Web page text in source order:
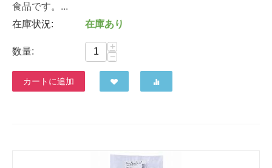
食品です。...
在庫状況:
在庫あり
数量:
+
−
カートに追加